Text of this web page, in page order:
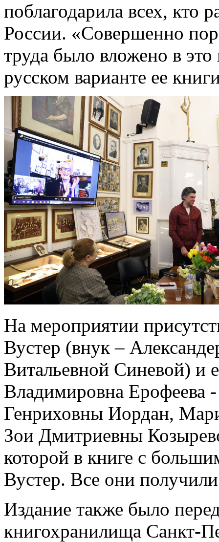
поблагодарила всех, кто
России. «Совершенно
труда было вложено в это
русском варианте ее
На мероприятии
Вустер (внук –
Витальевной Синевой) и
Владимировна Ерофеева
Генриховны Иордан,
Зои Дмитриевны
которой в книге с
Вустер. Все они
Издание также было
книгохранилища Санкт-